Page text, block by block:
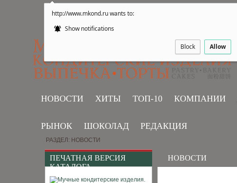
http://www.mkond.ru wants to:
Show notifications
Block Allow
НОВОСТИ ХИТЫ ТОП-10 КОМПАНИИ
РЫНОК ШОКОЛАД РЕДАКЦИЯ
ПЕЧАТНАЯ ВЕРСИЯ
КАТАЛОГА
РАЗДЕЛ: НОВОСТИ
НОВОСТИ